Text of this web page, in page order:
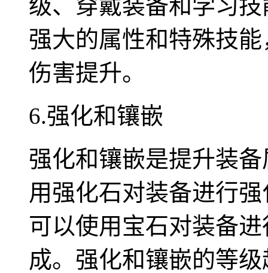
级、穿戴装备和学习
强大的属性和特殊技
伤害提升。
6.强化和镶嵌
强化和镶嵌是提升装
用强化石对装备进行
可以使用宝石对装备
成。强化和镶嵌的等